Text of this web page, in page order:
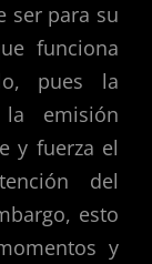
ser para su
funciona
pues la
emisión
y fuerza el
del
esto
y